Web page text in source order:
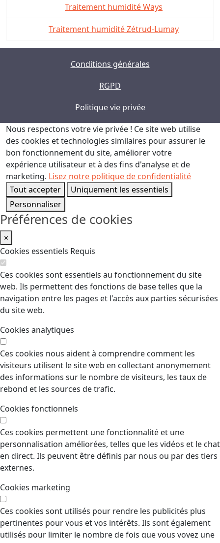
Traitement humidité Ways
Traitement humidité Zétrud-Lumay
Conditions générales
RGPD
Politique vie privée
Nous respectons votre vie privée ! Ce site web utilise
des cookies et technologies similaires pour assurer le
bon fonctionnement du site, améliorer votre
expérience utilisateur et à des fins d'analyse et de
marketing. Lisez notre politique de confidentialité
Tout accepter
Uniquement les essentiels
Personnaliser
Préférences de cookies
×
Cookies essentiels Requis
Ces cookies sont essentiels au fonctionnement du site
web. Ils permettent des fonctions de base telles que la
navigation entre les pages et l'accès aux parties sécurisées
du site web.
Cookies analytiques
Ces cookies nous aident à comprendre comment les
visiteurs utilisent le site web en collectant anonymement
des informations sur le nombre de visiteurs, les taux de
rebond et les sources de trafic.
Cookies fonctionnels
Ces cookies permettent une fonctionnalité et une
personnalisation améliorées, telles que les vidéos et le chat
en direct. Ils peuvent être définis par nous ou par des tiers
externes.
Cookies marketing
Ces cookies sont utilisés pour rendre les publicités plus
pertinentes pour vous et vos intérêts. Ils sont également
utilisés pour limiter le nombre de fois que vous voyez une